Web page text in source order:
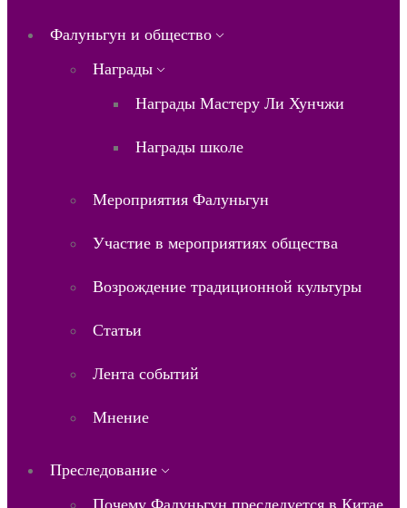
Фалуньгун и общество
Награды
Награды Мастеру Ли Хунчжи
Награды школе
Мероприятия Фалуньгун
Участие в мероприятиях общества
Возрождение традиционной культуры
Статьи
Лента событий
Мнение
Преследование